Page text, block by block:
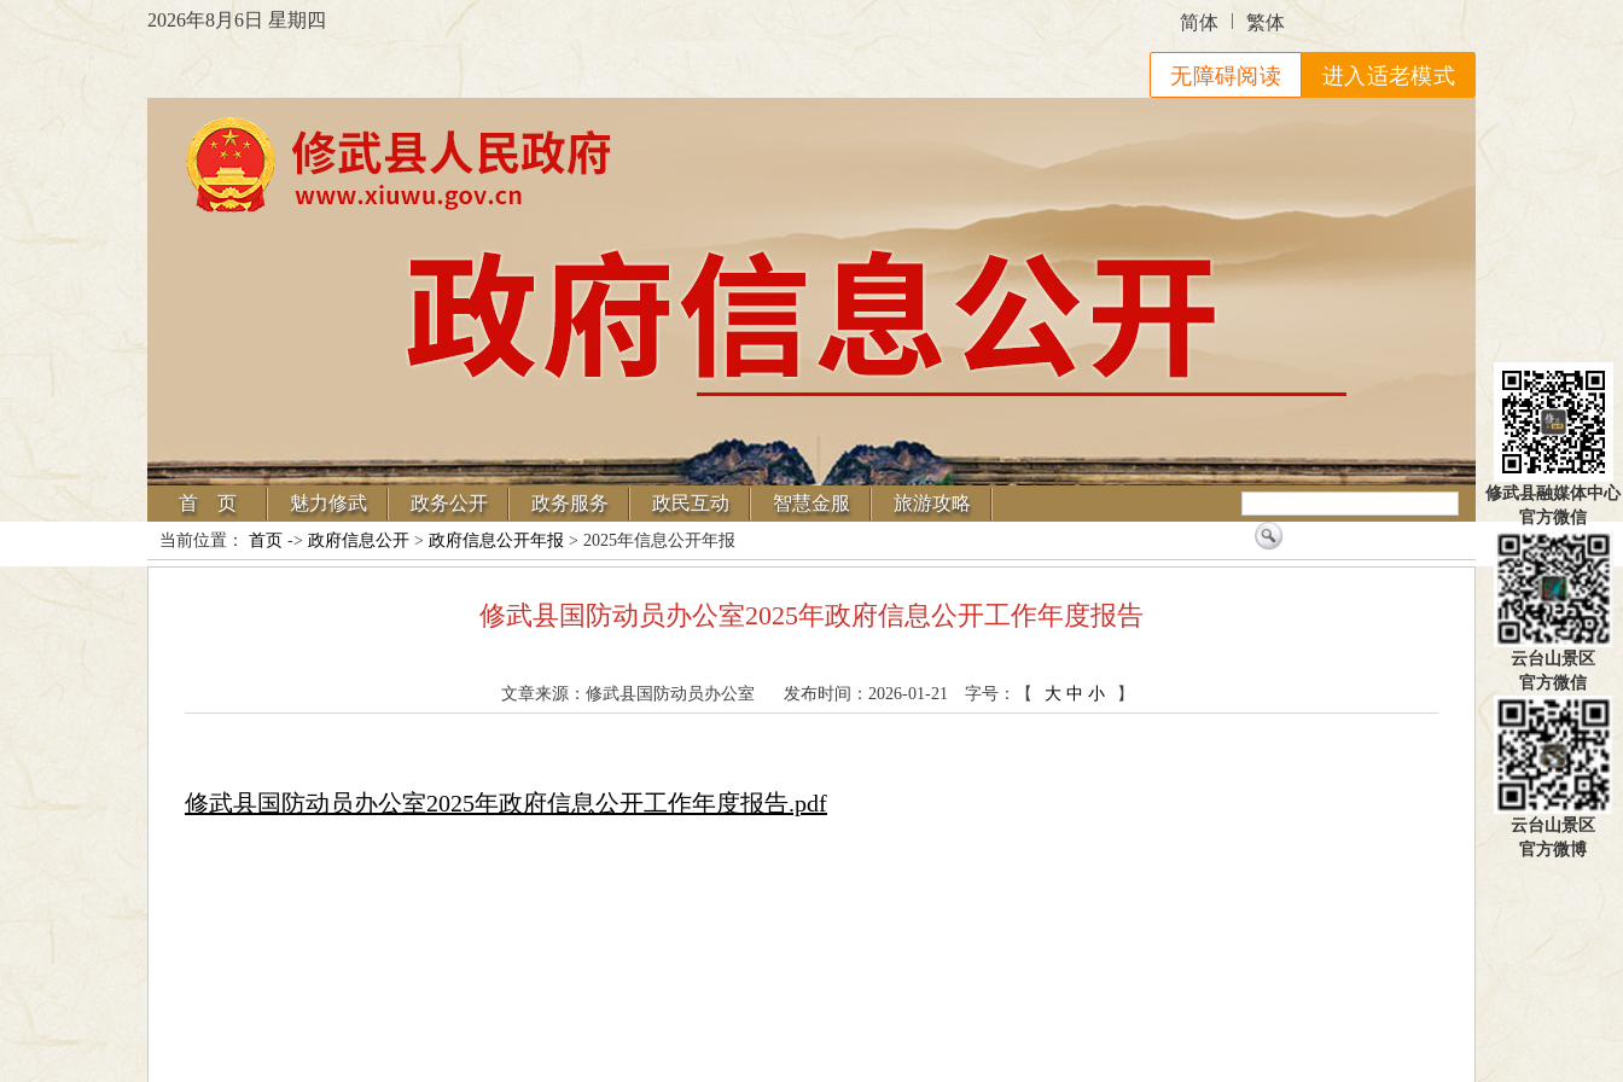
2026年8月6日 星期四 简体 繁体
进入适老模式
无障碍阅读
首 页 魅力修武 政务公开 政务服务 政民互动 智慧金服 旅游攻略
当前位置： 首页 -> 政府信息公开 > 政府信息公开年报 > 2025年信息公开年报
修武县国防动员办公室2025年政府信息公开工作年度报告
文章来源：修武县国防动员办公室 发布时间：2026-01-21 字号：【 大 中 小 】
修武县国防动员办公室2025年政府信息公开工作年度报告.pdf
修武县融媒体中心
官方微信
云台山景区
官方微信
云台山景区
官方微博